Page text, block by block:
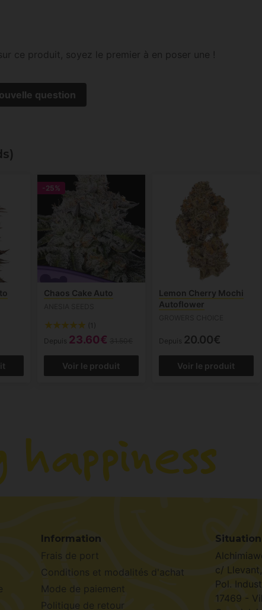
ce produit, soyez le premier à en poser une !
question
-25%
Chaos Cake Auto
(1)
Depuis 23.60€
Voir le produit
Lemon Cherry Mochi
Autoflower
Depuis 20.00€
Voir le produit
Information
Frais de port
Conditions et modalités d'achat
Mode de paiement
Politique de retour
c/
Pol.
17469 -